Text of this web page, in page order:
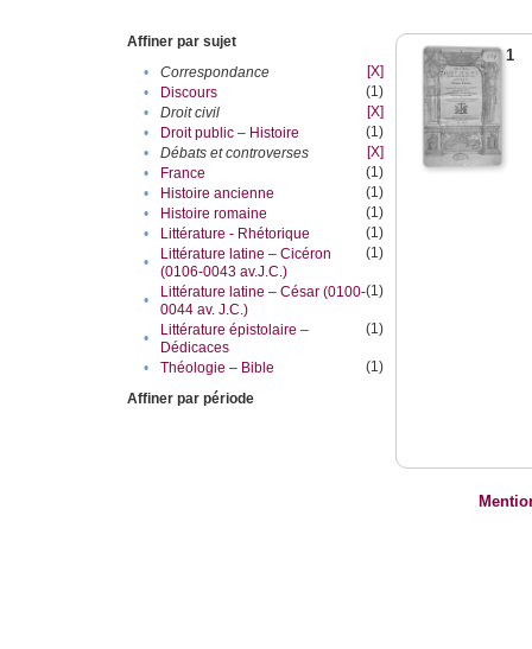
Affiner par sujet
•
Correspondance
[X]
•
Discours
(1)
•
Droit civil
[X]
•
Droit public – Histoire
(1)
•
Débats et controverses
[X]
•
France
(1)
•
Histoire ancienne
(1)
•
Histoire romaine
(1)
•
Littérature - Rhétorique
(1)
•
Littérature latine – Cicéron
(0106-0043 av.J.C.)
(1)
•
Littérature latine – César (0100-
0044 av. J.C.)
(1)
•
Littérature épistolaire –
Dédicaces
(1)
• Théologie – Bible
(1)
Affiner par période
1